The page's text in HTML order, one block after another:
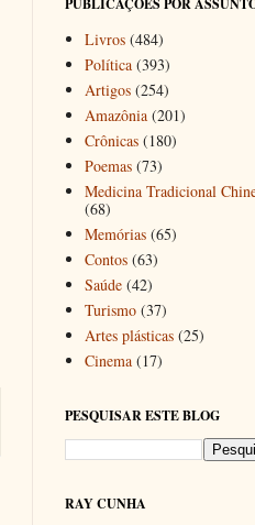
PUBLICAÇÕES POR
Livros (484)
Política (393)
Artigos (254)
Amazônia (201)
Crônicas (180)
Poemas (73)
Medicina Tradicional
(68)
Memórias (65)
Contos (63)
Saúde (42)
Turismo (37)
Artes plásticas (25)
Cinema (17)
PESQUISAR ESTE BLOG
RAY CUNHA